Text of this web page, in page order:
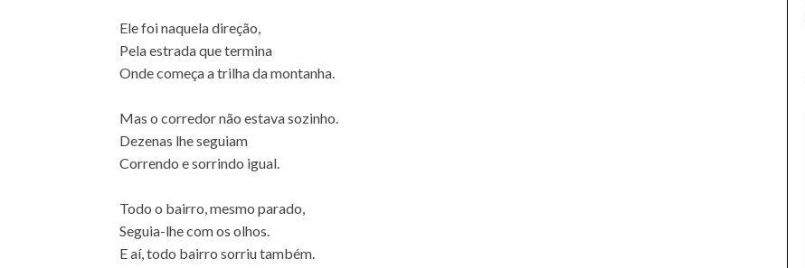
Ele foi naquela direção,
Pela estrada que termina
Onde começa a trilha da montanha.
Mas o corredor não estava sozinho.
Dezenas lhe seguiam
Correndo e sorrindo igual.
Todo o bairro, mesmo parado,
Seguia-lhe com os olhos.
E aí, todo bairro sorriu também.